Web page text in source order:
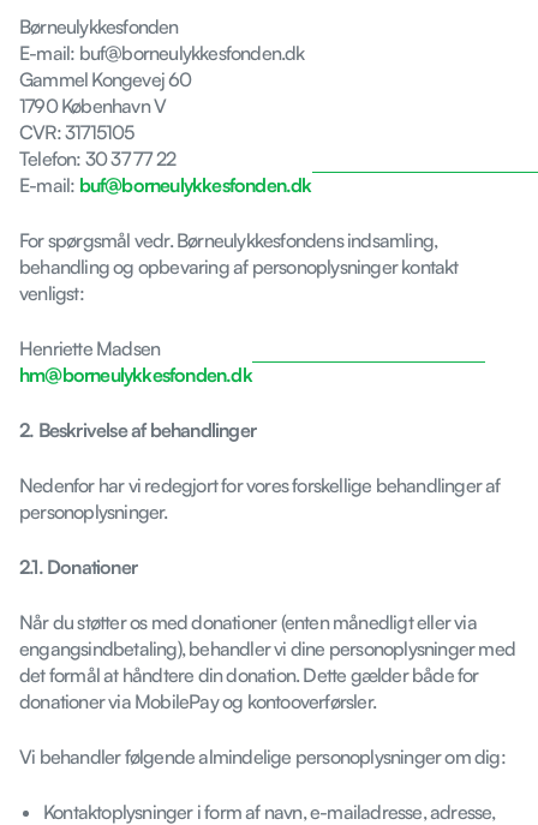
Børneulykkesfonden
E-mail: buf@borneulykkesfonden.dk
Gammel Kongevej 60
1790 København V
CVR: 31715105
Telefon: 30 37 77 22
E-mail: buf@borneulykkesfonden.dk
For spørgsmål vedr. Børneulykkesfondens indsamling,
behandling og opbevaring af personoplysninger kontakt
venligst:
Henriette Madsen
hm@borneulykkesfonden.dk
2. Beskrivelse af behandlinger
Nedenfor har vi redegjort for vores forskellige behandlinger af
personoplysninger.
2.1. Donationer
Når du støtter os med donationer (enten månedligt eller via
engangsindbetaling), behandler vi dine personoplysninger med
det formål at håndtere din donation. Dette gælder både for
donationer via MobilePay og kontooverførsler.
Vi behandler følgende almindelige personoplysninger om dig:
Kontaktoplysninger i form af navn, e-mailadresse, adresse,